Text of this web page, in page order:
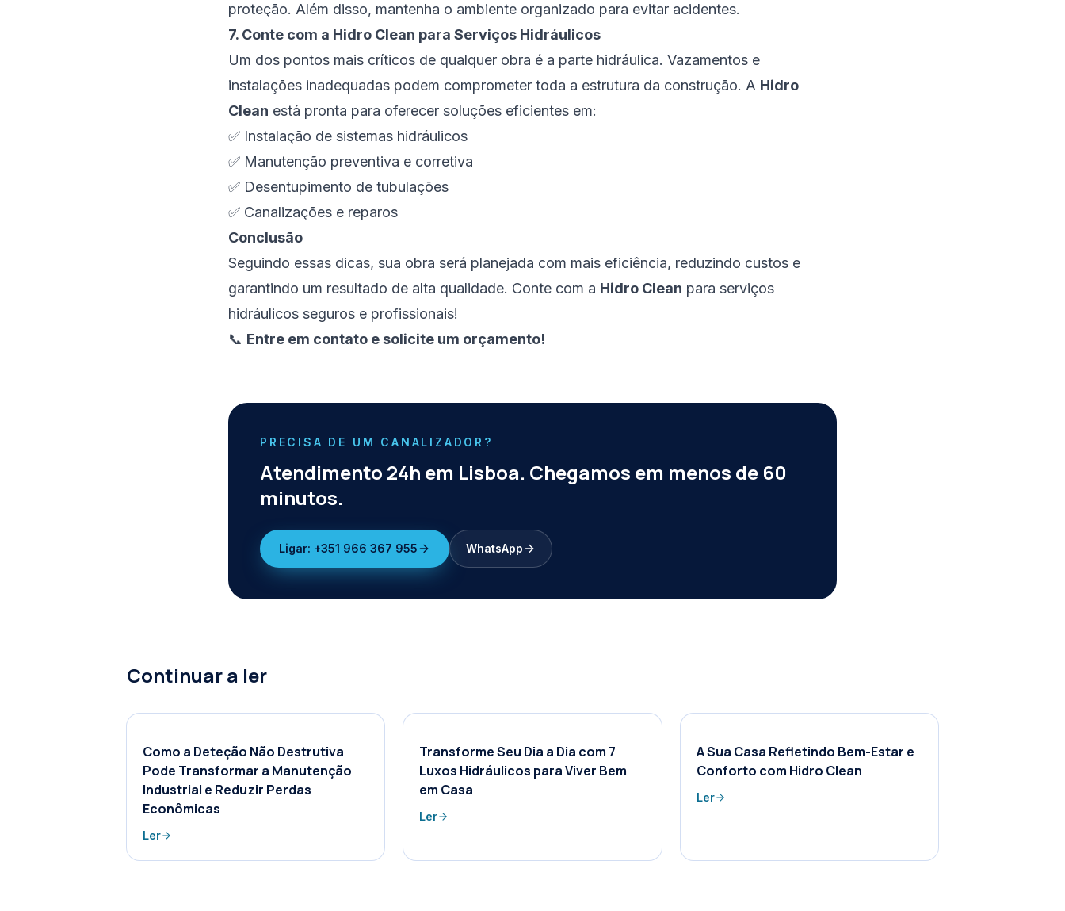
proteção. Além disso, mantenha o ambiente organizado para evitar acidentes.
7. Conte com a Hidro Clean para Serviços Hidráulicos
Um dos pontos mais críticos de qualquer obra é a parte hidráulica. Vazamentos e
instalações inadequadas podem comprometer toda a estrutura da construção. A Hidro
Clean está pronta para oferecer soluções eficientes em:
✅ Instalação de sistemas hidráulicos
✅ Manutenção preventiva e corretiva
✅ Desentupimento de tubulações
✅ Canalizações e reparos
Conclusão
Seguindo essas dicas, sua obra será planejada com mais eficiência, reduzindo custos e
garantindo um resultado de alta qualidade. Conte com a Hidro Clean para serviços
hidráulicos seguros e profissionais!
📞 Entre em contato e solicite um orçamento!
PRECISA DE UM CANALIZADOR?
Atendimento 24h em Lisboa. Chegamos em menos de 60
minutos.
Ligar: +351 966 367 955 WhatsApp
Continuar a ler
Como a Deteção Não Destrutiva
Pode Transformar a Manutenção
Industrial e Reduzir Perdas
Econômicas
Ler
Transforme Seu Dia a Dia com 7
Luxos Hidráulicos para Viver Bem
em Casa
Ler
A Sua Casa Refletindo Bem-Estar e
Conforto com Hidro Clean
Ler